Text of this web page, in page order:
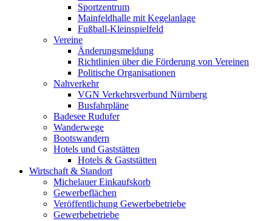
Sportzentrum
Mainfeldhalle mit Kegelanlage
Fußball-Kleinspielfeld
Vereine
Änderungsmeldung
Richtlinien über die Förderung von Vereinen
Politische Organisationen
Nahverkehr
VGN Verkehrsverbund Nürnberg
Busfahrpläne
Badesee Rudufer
Wanderwege
Bootswandern
Hotels und Gaststätten
Hotels & Gaststätten
Wirtschaft & Standort
Michelauer Einkaufskorb
Gewerbeflächen
Veröffentlichung Gewerbebetriebe
Gewerbebetriebe